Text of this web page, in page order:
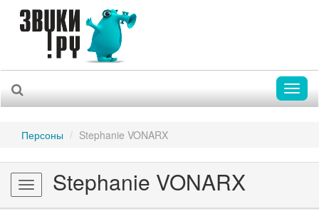
Персоны Stephanie VONARX
Toggle
navigation
Stephanie VONARX